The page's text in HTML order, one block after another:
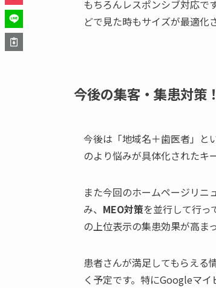
もちろんレスポンシブ対応で
どで見た時もサイズが最適化
今後の集客・集患対策！
今後は「地域名＋歯医者」と
のより悩みが具体化されたキ
また今回のホームページリ
み、 MEO対策を並行して行っ
の上位表示の集患効果が高ま
患者さんが満足してもらえる
く予定です。特にGoogleマ